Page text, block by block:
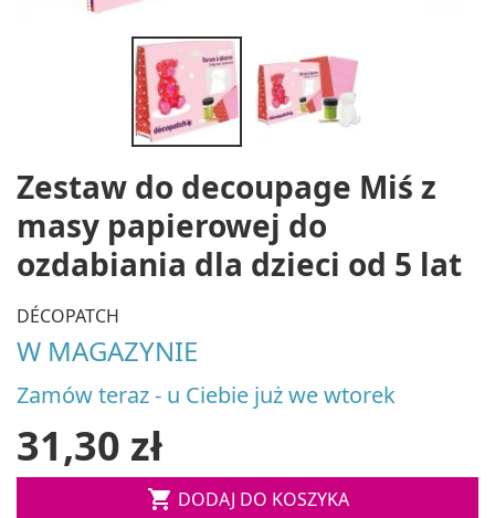
Zestaw do decoupage Miś z
masy papierowej do
ozdabiania dla dzieci od 5 lat
DÉCOPATCH
W MAGAZYNIE
Zamów teraz - u Ciebie już we wtorek
31,30 zł
 DODAJ DO KOSZYKA